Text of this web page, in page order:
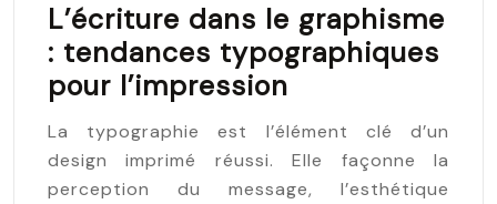
L’écriture dans le graphisme
: tendances typographiques
pour l’impression
La typographie est l’élément clé d’un
design imprimé réussi. Elle façonne la
perception du message, l’esthétique